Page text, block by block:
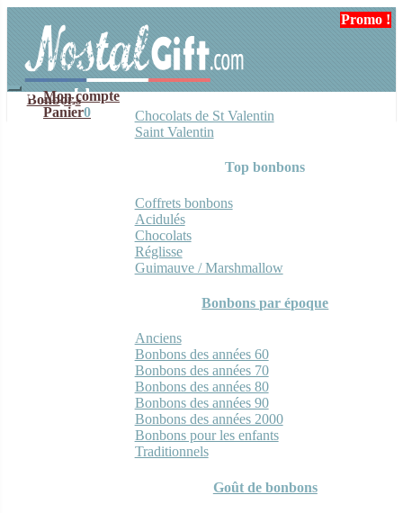
navigation
contenu
Mon compte
Panier0
Bonbons
Chocolats de St Valentin
Saint Valentin
Top bonbons
Coffrets bonbons
Acidulés
Chocolats
Réglisse
Guimauve / Marshmallow
Bonbons par époque
Anciens
Bonbons des années 60
Bonbons des années 70
Bonbons des années 80
Bonbons des années 90
Bonbons des années 2000
Bonbons pour les enfants
Traditionnels
Goût de bonbons
Promo !
Promo !